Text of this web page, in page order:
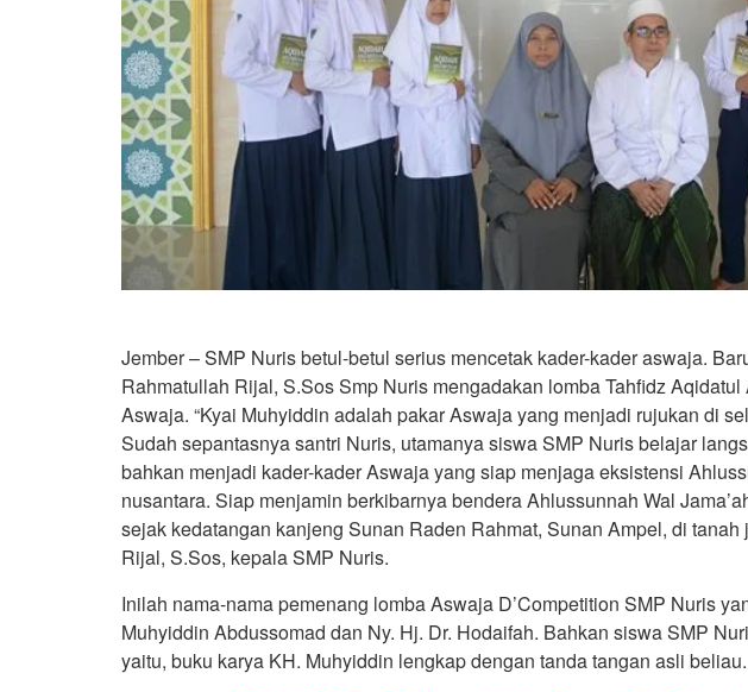
Jember – SMP Nuris betul-betul serius mencetak kader-kader aswaja.
Rahmatullah Rijal, S.Sos Smp Nuris mengadakan lomba Tahfidz
Aswaja. “Kyai Muhyiddin adalah pakar Aswaja yang menjadi rujukan di
Sudah sepantasnya santri Nuris, utamanya siswa SMP Nuris belajar
bahkan menjadi kader-kader Aswaja yang siap menjaga eksistensi
nusantara. Siap menjamin berkibarnya bendera Ahlussunnah Wal
sejak kedatangan kanjeng Sunan Raden Rahmat, Sunan Ampel, di tanah
Rijal, S.Sos, kepala SMP Nuris.
Inilah nama-nama pemenang lomba Aswaja D’Competition SMP Nuris
Muhyiddin Abdussomad dan Ny. Hj. Dr. Hodaifah. Bahkan siswa SMP
yaitu, buku karya KH. Muhyiddin lengkap dengan tanda tangan asli beliau.